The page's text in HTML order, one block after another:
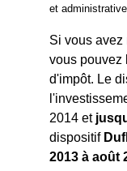
et
Si vous avez
vous pouvez
d'impôt. Le
2014 et
dispositif
2013 à août